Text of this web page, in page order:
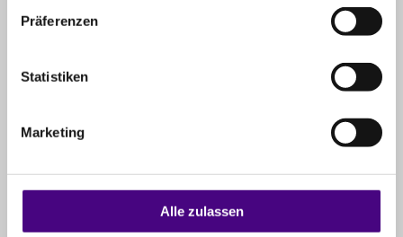
Präferenzen
Statistiken
Marketing
Alle zulassen
Sehr cooles personal. Klar, gerade, professionell. Laden
sauber, geräumig übersichtlich, modern eingerichtet.
sehr gelungenes Konzept, freundliches personal. Keine
Sehr sympathisch, und gute aufklärung.